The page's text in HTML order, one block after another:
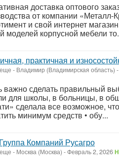
доставка оптового
от компании
и свой интернет
моделей корпусной мебели
практичная и
- Владимир (Владимирская область) -
важно сделать правильный
для школы, в больницы, в
сделала все возможное,
минимум средств • обу...
Компаний Русагро
- Москва (Москва) -Февраль 2, 2026